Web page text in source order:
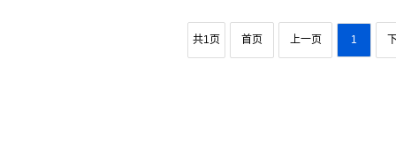
共1页 首页 上一页 1